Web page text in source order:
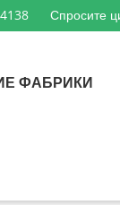
Спросите
ФАБРИКИ